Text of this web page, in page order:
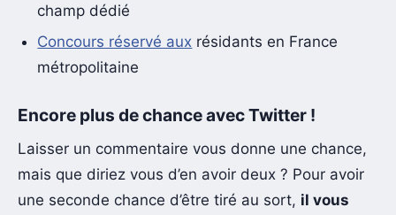
champ dédié
Concours réservé aux résidants en France
métropolitaine
Encore plus de chance avec Twitter !
Laisser un commentaire vous donne une chance,
mais que diriez vous d’en avoir deux ? Pour avoir
une seconde chance d’être tiré au sort, il vous